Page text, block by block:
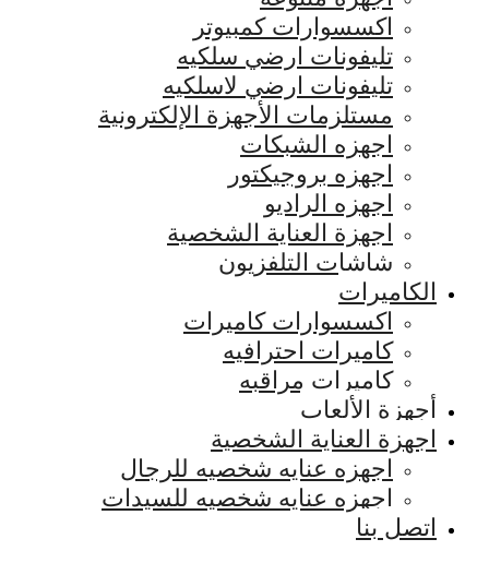
اكسسوارات كمبيوتر
تليفونات ارضي سلكيه
تليفونات ارضي لاسلكيه
مستلزمات الأجهزة الإلكترونية
اجهزه الشبكات
اجهزه بروجيكتور
اجهزه الراديو
اجهزة العناية الشخصية
شاشات التلفزيون
الكاميرات
اكسسوارات كاميرات
كاميرات احترافيه
كاميرات مراقبه
أجهزة الألعاب
اجهزة العناية الشخصية
اجهزه عنايه شخصيه للرجال
اجهزه عنايه شخصيه للسيدات
اتصل بنا